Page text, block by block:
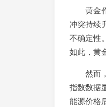
黄金作
冲突持续
不确定性
如此，黄
然而，
指数数据
能源价格